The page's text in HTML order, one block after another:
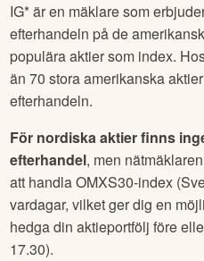
IG* är en mäklare som
efterhandeln på de
populära aktier som index.
än 70 stora amerikanska
efterhandeln.
För nordiska aktier finns
efterhandel, men
att handla OMXS30-index
vardagar, vilket ger dig en
hedga din aktieportfölj före
17.30).